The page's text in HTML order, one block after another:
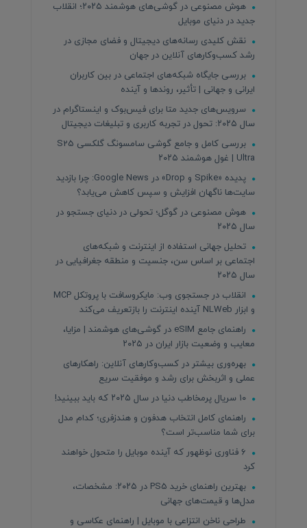
هوش مصنوعی در گوشی‌های هوشمند ۲۰۲۵؛ انقلاب
جدید در دنیای موبایل
نقش کلیدی رسانه‌های دیجیتال و فضای مجازی در
رشد کسب‌وکارهای آنلاین در جهان
بررسی جایگاه شبکه‌های اجتماعی در بین کاربران
ایرانی و جهانی | تأثیر، روندها و آینده
سرویس‌های جدید متا برای فیس‌بوک و اینستاگرام در
سال ۲۰۲۵: تحول در تجربه کاربری و تبلیغات دیجیتال
بررسی کامل و جامع گوشی سامسونگ گلکسی S25
Ultra | غول هوشمند ۲۰۲۵
پدیده «Spike و Drop» در Google News: چرا بازدید
سایت‌ها ناگهان افزایش و سپس کاهش می‌یابد؟
هوش مصنوعی در گوگل؛ تحولی در دنیای جستجو در
سال ۲۰۲۵
تحلیل جهانی استفاده از اینترنت و شبکه‌های
اجتماعی بر اساس سن، جنسیت و منطقه جغرافیایی در
سال ۲۰۲۵
انقلاب در جستجوی وب: مایکروسافت با پروتکل MCP
و ابزار NLWeb آینده اینترنت را بازتعریف می‌کند
راهنمای جامع eSIM در گوشی‌های هوشمند | مزایا،
معایب و وضعیت بازار ایران در ۲۰۲۵
بهره‌وری بیشتر در کسب‌وکارهای آنلاین: راهکارهای
عملی و اثربخش برای رشد و موفقیت سریع
راهنمای کامل انتخاب هدفون و هندزفری؛ کدام مدل
برای شما مناسب‌تر است؟
۶ فناوری نوظهور که آینده موبایل را متحول خواهند
کرد
بهترین راهنمای خرید PS5 در ۲۰۲۵: مشخصات،
مدل‌ها و قیمت‌های جهانی
طراحی ناخن انتزاعی با موبایل | راهنمای عکاسی و